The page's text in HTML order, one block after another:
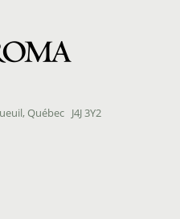
Québec J4J 3Y2